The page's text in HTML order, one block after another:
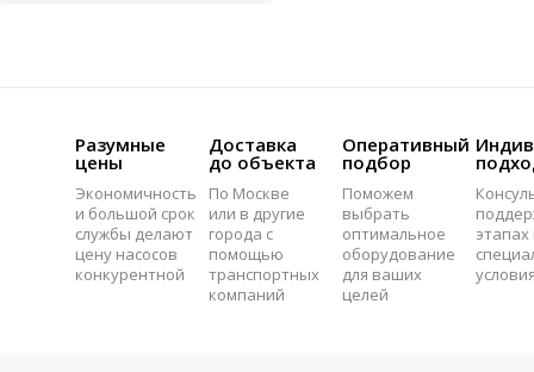
Разумные
цены
Экономичность
и большой срок
службы делают
цену насосов
конкурентной
Доставка
до объекта
По Москве
или в другие
города с
помощью
транспортных
компаний
Оперативный
подбор
Поможем
выбрать
оптимальное
оборудование
для ваших
целей
этапах